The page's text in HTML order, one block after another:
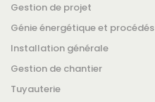
Gestion de projet
Génie énergétique et procédés
Installation générale
Gestion de chantier
Tuyauterie